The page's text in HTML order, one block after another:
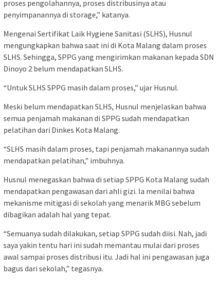
proses pengolahannya, proses distribusinya atau
penyimpanannya di storage,” katanya.
Mengenai Sertifikat Laik Hygiene Sanitasi (SLHS), Husnul
mengungkapkan bahwa saat ini di Kota Malang dalam proses
SLHS. Sehingga, SPPG yang mengirimkan makanan kepada SDN
Dinoyo 2 belum mendapatkan SLHS.
“Untuk SLHS SPPG masih dalam proses,” ujar Husnul.
Meski belum mendapatkan SLHS, Husnul menjelaskan bahwa
semua penjamah makanan di SPPG sudah mendapatkan
pelatihan dari Dinkes Kota Malang.
“SLHS masih dalam proses, tapi penjamah makanannya sudah
mendapatkan pelatihan,” imbuhnya.
Husnul menegaskan bahwa di setiap SPPG Kota Malang sudah
mendapatkan pengawasan dari ahli gizi. Ia menilai bahwa
mekanisme mitigasi di sekolah yang menarik MBG sebelum
dibagikan adalah hal yang tepat.
“Semuanya sudah dilakukan, setiap SPPG sudah diisi. Nah, jadi
saya yakin tentu hari ini sudah memantau mulai dari proses
awal sampai proses distribusi itu. Jadi hal ini pengawasan juga
bagus dari sekolah,” tegasnya.